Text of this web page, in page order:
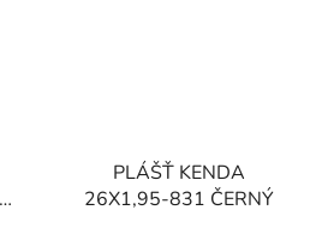
PLÁŠŤ KENDA
26X1,95-831 ČERNÝ